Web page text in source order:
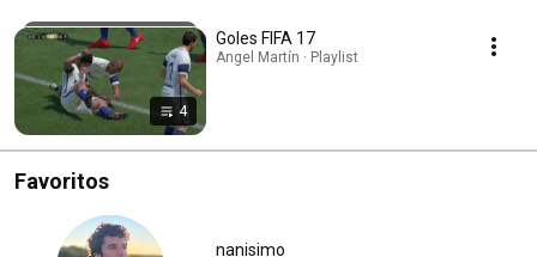
4
Goles FIFA 17
Angel Martín · Playlist
Favoritos
nanisimo